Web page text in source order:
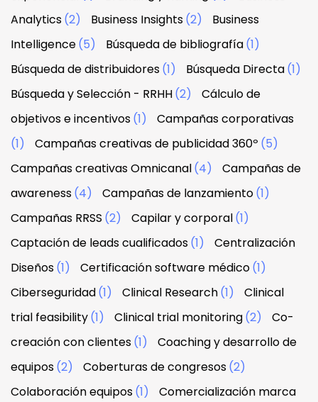
Analytics(2) Business Insights(2)
Business
Intelligence(5) Búsqueda de bibliografía(1)
Búsqueda de distribuidores(1) Búsqueda Directa(1)
Búsqueda y Selección - RRHH(2)
Cálculo de
objetivos e incentivos(1)
Campañas corporativas
(1)
Campañas creativas de publicidad 360º (5)
Campañas creativas Omnicanal(4)
Campañas de
awareness(4) Campañas de lanzamiento(1)
Campañas RRSS (2) Capilar y corporal(1)
Captación de leads cualificados(1)
Centralización
Diseños(1) Certificación software médico(1)
Ciberseguridad(1) Clinical Research(1)
Clinical
trial feasibility(1) Clinical trial monitoring(2)
Co-
creación con clientes(1)
Coaching y desarrollo de
equipos(2) Coberturas de congresos(2)
Colaboración equipos(1)
Comercialización marca